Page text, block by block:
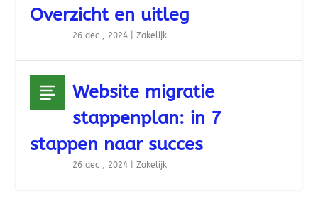
Overzicht en uitleg
26 dec , 2024 |Zakelijk
Website migratie
stappenplan: in 7
stappen naar succes
26 dec , 2024 |Zakelijk